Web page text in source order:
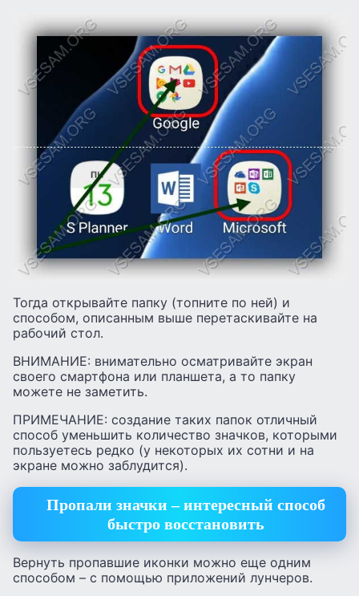
Тогда открывайте папку (топните по ней) и
способом, описанным выше перетаскивайте на
рабочий стол.
ВНИМАНИЕ: внимательно осматривайте экран
своего смартфона или планшета, а то папку
можете не заметить.
ПРИМЕЧАНИЕ: создание таких папок отличный
способ уменьшить количество значков, которыми
пользуетесь редко (у некоторых их сотни и на
экране можно заблудится).
Пропали значки – интересный способ
быстро восстановить
Вернуть пропавшие иконки можно еще одним
способом – с помощью приложений лунчеров.